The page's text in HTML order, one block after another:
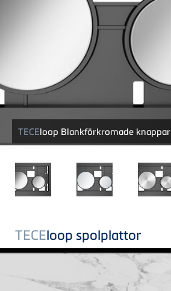
TECEloop Blankförkromade knappar
TECEloop spolplattor